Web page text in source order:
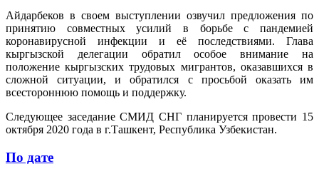
Айдарбеков в своем выступлении озвучил предложения по
принятию совместных усилий в борьбе с пандемией
коронавирусной инфекции и её последствиями. Глава
кыргызской делегации обратил особое внимание на
положение кыргызских трудовых мигрантов, оказавшихся в
сложной ситуации, и обратился с просьбой оказать им
всестороннюю помощь и поддержку.
Следующее заседание СМИД СНГ планируется провести 15
октября 2020 года в г.Ташкент, Республика Узбекистан.
По дате